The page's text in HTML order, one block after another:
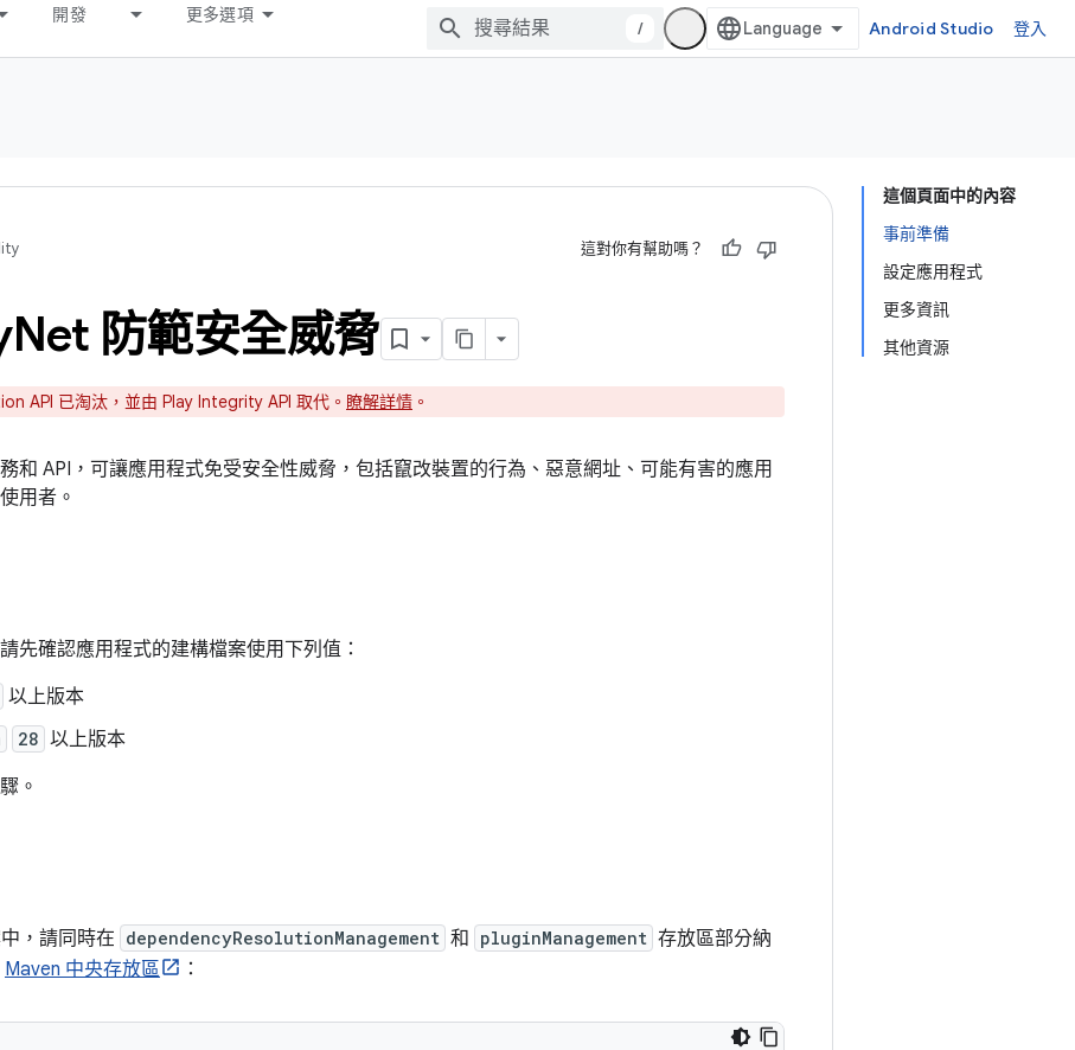
開發 更多選項
/ Android Studio 登入
這個頁面中的內容
事前準備
設定應用程式
更多資訊
其他資源
這對你有幫助嗎？
Net 防範安全威脅
API 已淘汰，並由 Play Integrity API 取代。 瞭解詳情 。
和 API，可讓應用程式免受安全性威脅，包括竄改裝置的行為、惡意網址、可能有害的應用
用者。
先確認應用程式的建構檔案使用下列值：
以上版本
28 以上版本
。
，請同時在 dependencyResolutionManagement 和 pluginManagement 存放區部分納
Maven 中央存放區 ：